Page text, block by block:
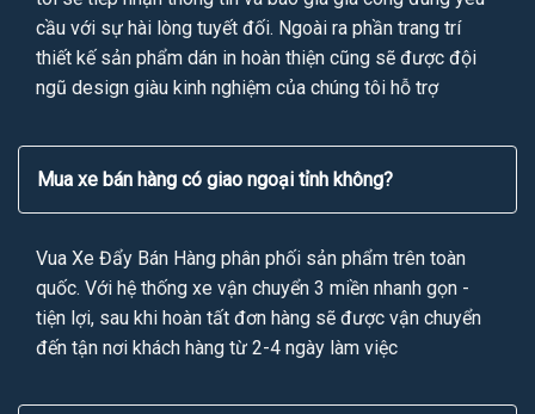
cầu với sự hài lòng tuyết đối. Ngoài ra phần trang trí
thiết kế sản phẩm dán in hoàn thiện cũng sẽ được đội
ngũ design giàu kinh nghiệm của chúng tôi hỗ trợ
Mua xe bán hàng có giao ngoại tỉnh không?
Vua Xe Đẩy Bán Hàng phân phối sản phẩm trên toàn
quốc. Với hệ thống xe vận chuyển 3 miền nhanh gọn -
tiện lợi, sau khi hoàn tất đơn hàng sẽ được vận chuyển
đến tận nơi khách hàng từ 2-4 ngày làm việc